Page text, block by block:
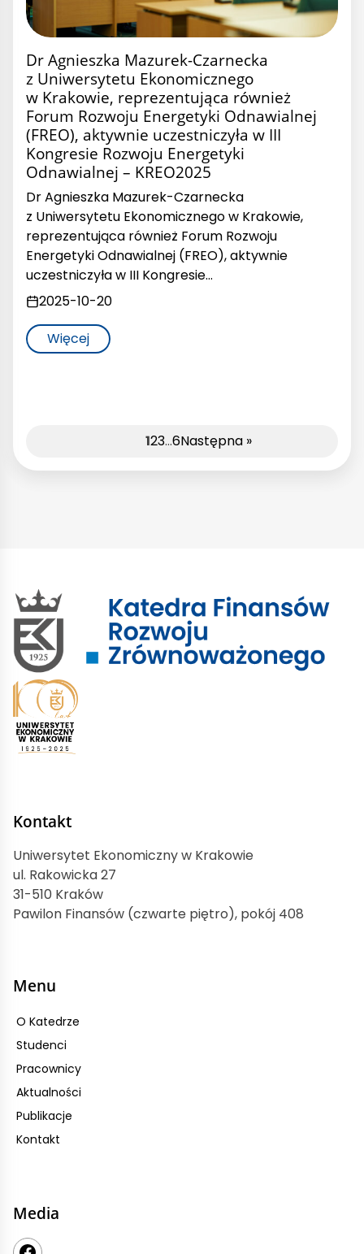
Dr Agnieszka Mazurek-Czarnecka
z Uniwersytetu Ekonomicznego
w Krakowie, reprezentująca również
Forum Rozwoju Energetyki Odnawialnej
(FREO), aktywnie uczestniczyła w III
Kongresie Rozwoju Energetyki
Odnawialnej – KREO2025
Dr Agnieszka Mazurek-Czarnecka
z Uniwersytetu Ekonomicznego w Krakowie,
reprezentująca również Forum Rozwoju
Energetyki Odnawialnej (FREO), aktywnie
uczestniczyła w III Kongresie…
2025-10-20
Więcej
123…6Następna »
Kontakt
Uniwersytet Ekonomiczny w Krakowie
ul. Rakowicka 27
31-510 Kraków
Pawilon Finansów (czwarte piętro), pokój 408
Menu
O Katedrze
Studenci
Pracownicy
Aktualności
Publikacje
Kontakt
Media